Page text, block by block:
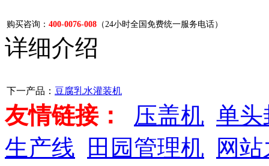
购买咨询： 400-0076-008 （24小时全国免费统一服务电话）
详细介绍
下一产品： 豆腐乳水灌装机
友情链接： 压盖机 单头
生产线
田园管理机
网